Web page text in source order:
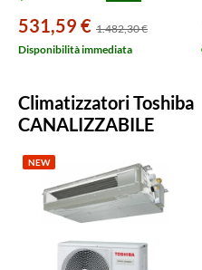
531,59 € 1.482,30 €
Disponibilità immediata
Climatizzatori Toshiba
CANALIZZABILE
NEW